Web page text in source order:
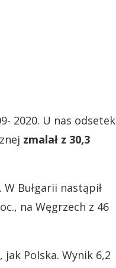
2020. U nas odsetek
zmalał z 30,3
Bułgarii nastąpił
na Węgrzech z 46
Polska. Wynik 6,2